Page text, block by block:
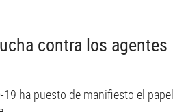
contra los agentes
19 ha puesto de manifiesto el papel